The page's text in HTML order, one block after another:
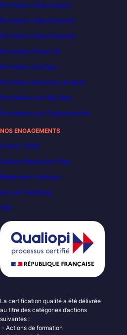
Formation Data Analyst
Formation Data Scientist
Formation Data Engineer
Formation Power BI
Formation DevOps
Formation Business Analyst
Formations en Big Data
Formations en Cybersécurité
NOS ENGAGEMENTS
France 2030
Carbon Reduction Plan
Règlement intérieur
Accueil handicap
VAE
La certification qualité a été délivrée
au titre des catégories d’actions
suivantes :
・Actions de formation